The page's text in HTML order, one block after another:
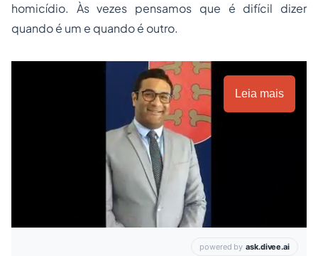
homicídio. Às vezes pensamos que é difícil dizer
quando é um e quando é outro.
Leia mais